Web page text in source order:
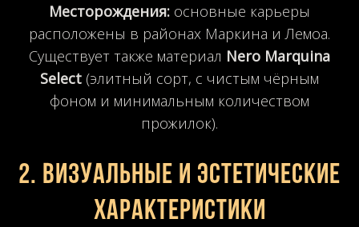
Месторождения: основные карьеры
расположены в районах Маркина и Лемоа.
Существует также материал Nero Marquina
Select (элитный сорт, с чистым чёрным
фоном и минимальным количеством
прожилок).
2. Визуальные и эстетические
характеристики